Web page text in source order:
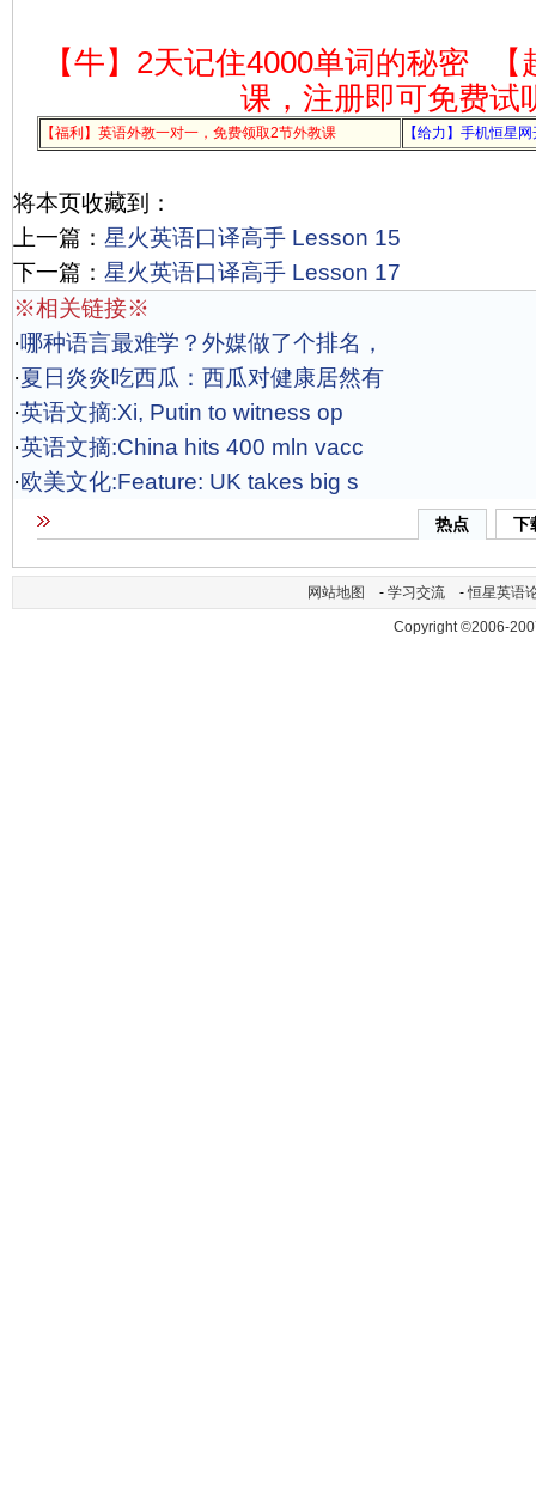
【牛】2天记住4000单词的秘密
课，注册即可免费试
【福利】英语外教一对一，免费领取2节外教课 【给力】手机恒星
将本页收藏到：
上一篇： 星火英语口译高手 Lesson 15
下一篇： 星火英语口译高手 Lesson 17
※相关链接※
·哪种语言最难学？外媒做了个排名，
·夏日炎炎吃西瓜：西瓜对健康居然有
·英语文摘:Xi, Putin to witness op
·英语文摘:China hits 400 mln vacc
·欧美文化:Feature: UK takes big s
热点 下
网站地图 - 学习交流 -恒星英语
Copyright ©2006-